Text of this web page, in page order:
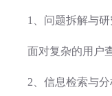
1、问题拆解与
面对复杂的用户
2、信息检索与分